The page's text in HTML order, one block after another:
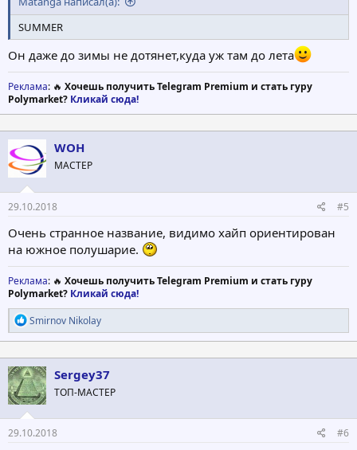
SUMMER
Он даже до зимы не дотянет,куда уж там до лета
Реклама: 🔥 Хочешь получить Telegram Premium и стать гуру
Polymarket? Кликай сюда!
WOH
МАСТЕР
29.10.2018 #5
Очень странное название, видимо хайп ориентирован
на южное полушарие.
Реклама: 🔥 Хочешь получить Telegram Premium и стать гуру
Polymarket? Кликай сюда!
Р
е
а
к
ц
и
и
:
Smirnov Nikolay
Sergey37
ТОП-МАСТЕР
29.10.2018 #6